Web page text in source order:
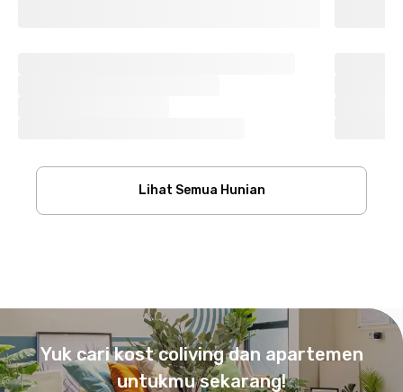
Lihat Semua Hunian
Yuk cari kost coliving dan apartemen
untukmu sekarang!